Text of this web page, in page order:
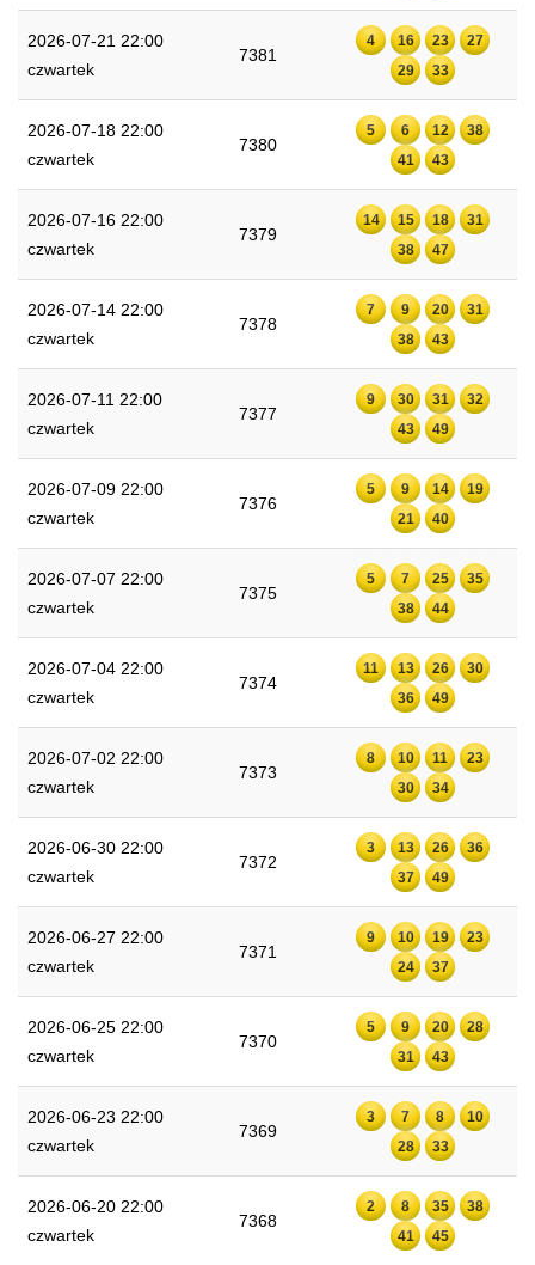
2026-07-21 22:00
czwartek
7381
4 16 23
27
29
33
2026-07-18 22:00
czwartek
7380
5 6 12
38
41
43
2026-07-16 22:00
czwartek
7379
14 15 18
31
38
47
2026-07-14 22:00
czwartek
7378
7 9 20
31
38
43
2026-07-11 22:00
czwartek
7377
9 30 31
32
43
49
2026-07-09 22:00
czwartek
7376
5 9 14
19
21
40
2026-07-07 22:00
czwartek
7375
5 7 25
35
38
44
2026-07-04 22:00
czwartek
7374
11 13 26
30
36
49
2026-07-02 22:00
czwartek
7373
8 10 11
23
30
34
2026-06-30 22:00
czwartek
7372
3 13 26
36
37
49
2026-06-27 22:00
czwartek
7371
9 10 19
23
24
37
2026-06-25 22:00
czwartek
7370
5 9 20
28
31
43
2026-06-23 22:00
czwartek
7369
3 7 8
10
28
33
2026-06-20 22:00
czwartek
7368
2 8 35
38
41
45